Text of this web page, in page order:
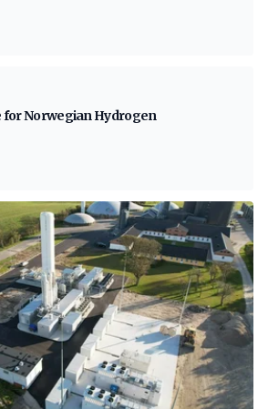
for Norwegian Hydrogen